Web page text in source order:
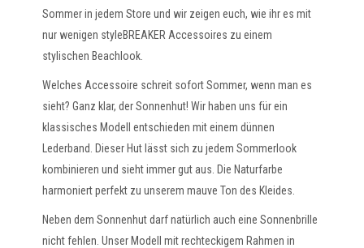
Sommer in jedem Store und wir zeigen euch, wie ihr es mit
nur wenigen styleBREAKER Accessoires zu einem
stylischen Beachlook.
Welches Accessoire schreit sofort Sommer, wenn man es
sieht? Ganz klar, der Sonnenhut! Wir haben uns für ein
klassisches Modell entschieden mit einem dünnen
Lederband. Dieser Hut lässt sich zu jedem Sommerlook
kombinieren und sieht immer gut aus. Die Naturfarbe
harmoniert perfekt zu unserem mauve Ton des Kleides.
Neben dem Sonnenhut darf natürlich auch eine Sonnenbrille
nicht fehlen. Unser Modell mit rechteckigem Rahmen in